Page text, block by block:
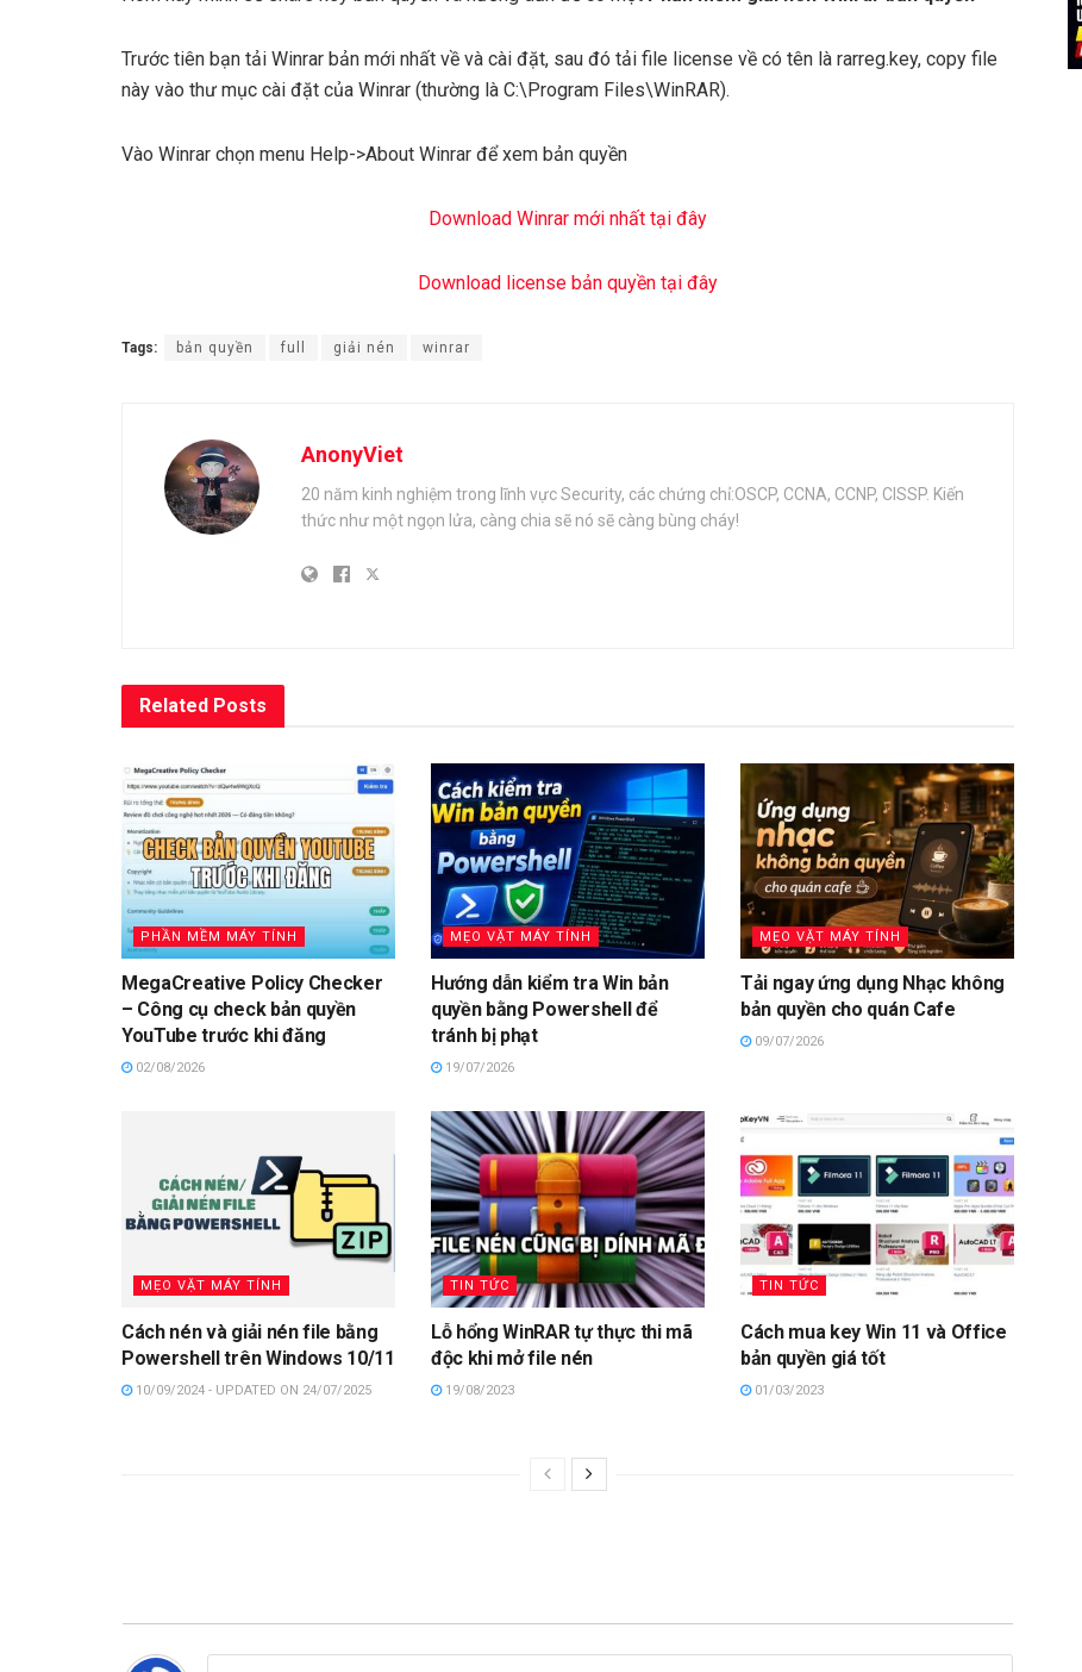
Trước tiên bạn tải Winrar bản mới nhất về và cài đặt, sau đó tải file license về có tên là rarreg.key, copy file
này vào thư mục cài đặt của Winrar (thường là C:\Program Files\WinRAR).
Vào Winrar chọn menu Help->About Winrar để xem bản quyền
Download Winrar mới nhất tại đây
Download license bản quyền tại đây
Tags: bản quyền full giải nén winrar
AnonyViet
20 năm kinh nghiệm trong lĩnh vực Security, các chứng chỉ:OSCP, CCNA, CCNP, CISSP. Kiến
thức như một ngọn lửa, càng chia sẽ nó sẽ càng bùng cháy!
Related Posts
PHẦN MỀM MÁY TÍNH
MegaCreative Policy Checker
– Công cụ check bản quyền
YouTube trước khi đăng
02/08/2026
MẸO VẶT MÁY TÍNH
Hướng dẫn kiểm tra Win bản
quyền bằng Powershell để
tránh bị phạt
19/07/2026
MẸO VẶT MÁY TÍNH
Tải ngay ứng dụng Nhạc không
bản quyền cho quán Cafe
09/07/2026
MẸO VẶT MÁY TÍNH
Cách nén và giải nén file bằng
Powershell trên Windows 10/11
10/09/2024 - UPDATED ON 24/07/2025
TIN TỨC
Lỗ hổng WinRAR tự thực thi mã
độc khi mở file nén
19/08/2023
TIN TỨC
Cách mua key Win 11 và Office
bản quyền giá tốt
01/03/2023